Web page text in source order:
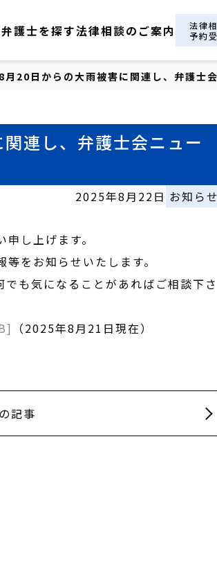
弁護士を探す法律相談のご案内
法律
予約
月20日からの大雨被害に関連し、弁護士
連し、弁護士会ニュー
2025年8月22日 お知らせ
し上げます。
をお知らせいたします。
も気になることがあればご相談下さ
（2025年8月21日現在）
記事